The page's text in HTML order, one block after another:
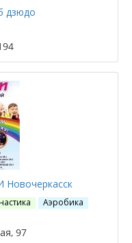
дзюдо
Аэробика
97